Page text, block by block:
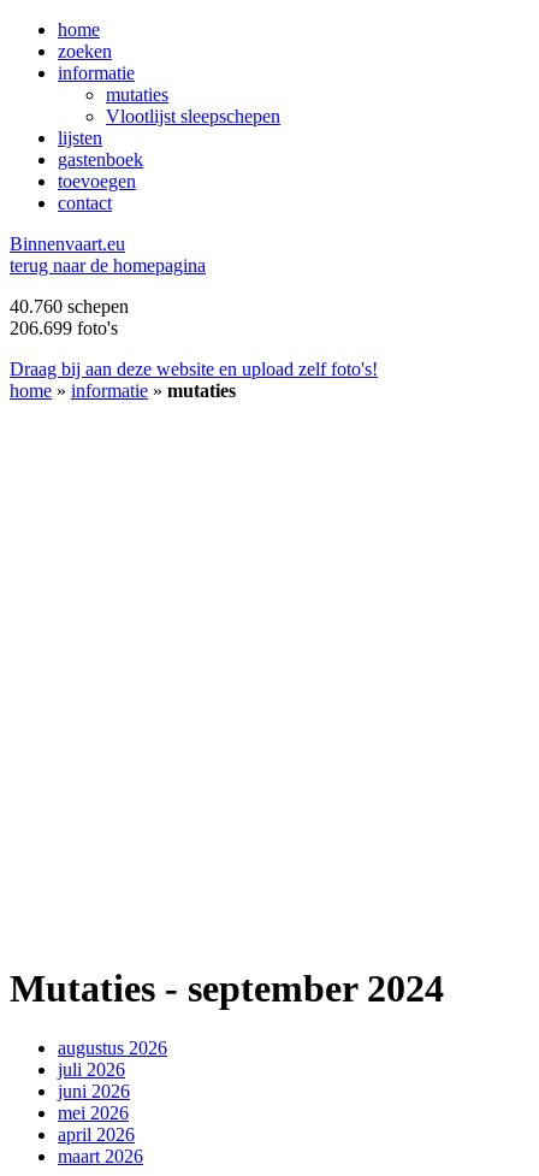
home
zoeken
informatie
mutaties
Vlootlijst sleepschepen
lijsten
gastenboek
toevoegen
contact
Binnenvaart.eu
terug naar de homepagina
40.760 schepen
206.699 foto's
Draag bij aan deze website en upload zelf foto's!
home » informatie » mutaties
Mutaties - september 2024
augustus 2026
juli 2026
juni 2026
mei 2026
april 2026
maart 2026